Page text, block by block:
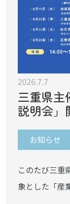
2026.7.7
三重県主
説明会」
お知らせ
このたび三重
象とした「産